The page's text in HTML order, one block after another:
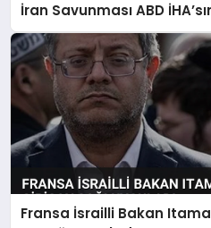
İran Savunması ABD
Fransa İsrailli Bakan